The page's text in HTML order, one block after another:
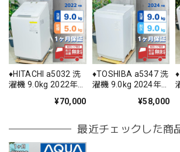
♦️HITACHI a5032 洗
濯機 9.0kg 2022年
¥70,000
♦️TOSHIBA a5347 洗
濯機 9.0kg 2024年
¥58,000
最近チェックした商